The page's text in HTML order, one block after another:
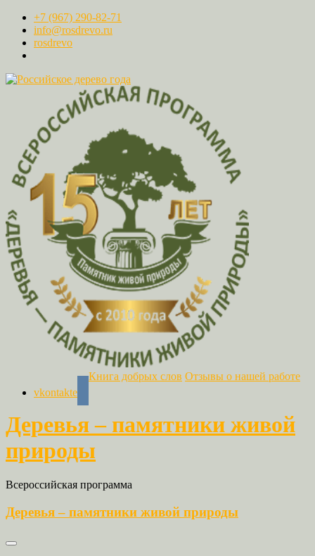
+7 (967) 290-82-71
info@rosdrevo.ru
rosdrevo
vkontakte
Книга добрых слов Отзывы о нашей работе
Деревья – памятники живой
природы
Всероссийская программа
Деревья – памятники живой природы